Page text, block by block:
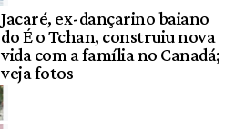
Jacaré, ex-dançarino baiano
do É o Tchan, construiu nova
vida com a família no Canadá;
veja fotos